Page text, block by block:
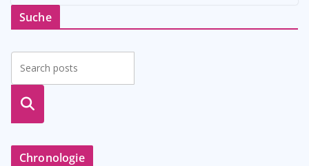
Suche
suche
Chronologie